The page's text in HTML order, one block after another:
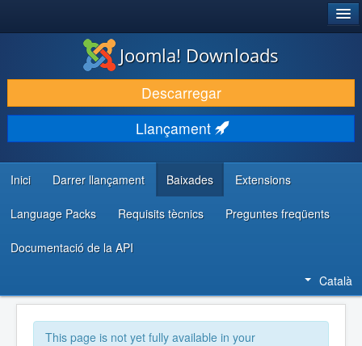
DESCARREGA & AMPLIA
DESCOBRIR & APRENDRE
COMUNITAT & SUPORT
RECURSOS PER DESENVOLUPADORS/ES
Joomla! Downloads
Descarregar
Llançament
Inici Darrer llançament Baixades Extensions
Language Packs Requisits tècnics Preguntes freqüents
Documentació de la API
Català
This page is not yet fully available in your